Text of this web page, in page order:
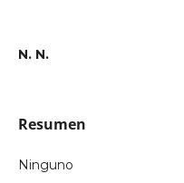
N. N.
Resumen
Ninguno